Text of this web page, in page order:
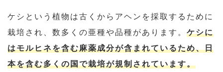
ケシという植物は古くからアヘンを採取するために
栽培され、数多くの亜種や品種があります。 ケシに
はモルヒネを含む麻薬成分が含まれているため、日
本を含む多くの国で栽培が規制されています。